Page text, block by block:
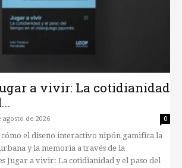
a vivir: La cotidianidad
agosto de 2026 0
el diseño interactivo nipón gamifica la
y la memoria a través de la
Jugar a vivir: La cotidianidad y el paso del